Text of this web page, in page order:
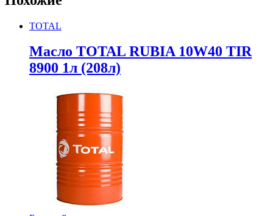
TOTAL
Масло TOTAL RUBIA 10W40 TIR
8900 1л (208л)